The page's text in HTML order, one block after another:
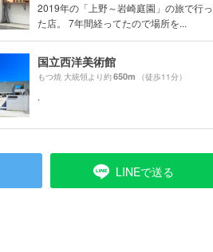
2019年の「上野～岩崎庭園」の旅で行っ
た店。 7年間経ってたので場所を...
国立西洋美術館
もつ焼 大統領より約650m （徒歩11分）
.
LINEで送る